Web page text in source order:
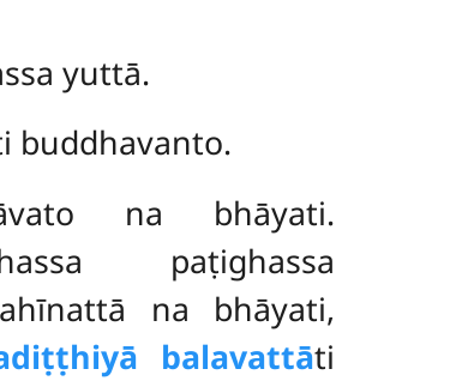
yuttā.
buddhavanto.
na bhāyati.
paṭighassa
na bhāyati,
balavattāti